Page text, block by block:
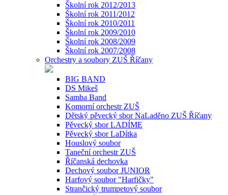
Školní rok 2012/2013
Školní rok 2011/2012
Školní rok 2010/2011
Školní rok 2009/2010
Školní rok 2008/2009
Školní rok 2007/2008
Orchestry a soubory ZUŠ Říčany
BIG BAND
DS Mikeš
Samba Band
Komorní orchestr ZUŠ
Dětský pěvecký sbor NaLaděno ZUŠ Říčany
Pěvecký sbor LADÍME
Pěvecký sbor LaDítka
Houslový soubor
Taneční orchestr ZUŠ
Říčanská dechovka
Dechový soubor JUNIOR
Harfový soubor "Harfičky"
Strančický trumpetový soubor